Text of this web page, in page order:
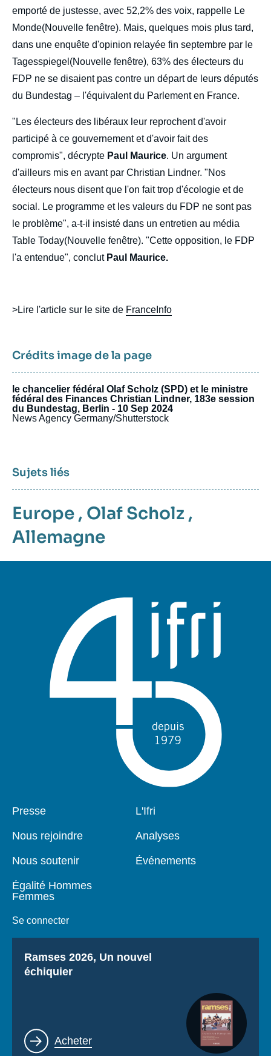
emporté de justesse, avec 52,2% des voix, rappelle Le
Monde(Nouvelle fenêtre). Mais, quelques mois plus tard,
dans une enquête d'opinion relayée fin septembre par le
Tagesspiegel(Nouvelle fenêtre), 63% des électeurs du
FDP ne se disaient pas contre un départ de leurs députés
du Bundestag – l'équivalent du Parlement en France.
"Les électeurs des libéraux leur reprochent d'avoir
participé à ce gouvernement et d'avoir fait des
compromis", décrypte Paul Maurice. Un argument
d'ailleurs mis en avant par Christian Lindner. "Nos
électeurs nous disent que l'on fait trop d'écologie et de
social. Le programme et les valeurs du FDP ne sont pas
le problème", a-t-il insisté dans un entretien au média
Table Today(Nouvelle fenêtre). "Cette opposition, le FDP
l'a entendue", conclut Paul Maurice.
>Lire l'article sur le site de FranceInfo
Crédits image de la page
le chancelier fédéral Olaf Scholz (SPD) et le ministre
fédéral des Finances Christian Lindner, 183e session
du Bundestag, Berlin - 10 Sep 2024
News Agency Germany/Shutterstock
Sujets liés
Europe , Olaf Scholz ,
Allemagne
Pied
Presse
Nous rejoindre
Nous soutenir
Égalité Hommes
Femmes
Se connecter
Navigation
L'Ifri
Analyses
Événements
Titre
Ramses 2026, Un nouvel
échiquier
Lien
Acheter